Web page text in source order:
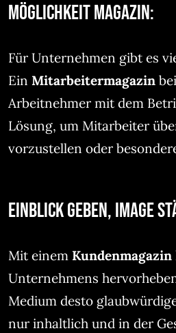
Möglichkeit Magazin:
Für Unternehmen gibt es
Ein Mitarbeitermagazin
Arbeitnehmer mit dem
Lösung, um Mitarbeiter
vorzustellen oder
Einblick geben, Image
Mit einem Kundenmagazin
Unternehmens
Medium desto
nur inhaltlich und in der